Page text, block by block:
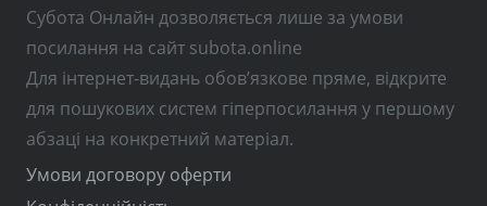
Субота Онлайн дозволяється лише за умови
посилання на сайт subota.online
Для інтернет-видань обов’язкове пряме, відкрите
для пошукових систем гіперпосилання у першому
абзаці на конкретний матеріал.
Умови договору оферти